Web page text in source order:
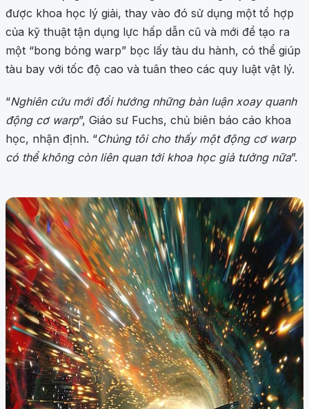
được khoa học lý giải, thay vào đó sử dụng một tổ hợp
của kỹ thuật tận dụng lực hấp dẫn cũ và mới để tạo ra
một “bong bóng warp” bọc lấy tàu du hành, có thể giúp
tàu bay với tốc độ cao và tuân theo các quy luật vật lý.
“Nghiên cứu mới đổi hướng những bàn luận xoay quanh
động cơ warp”, Giáo sư Fuchs, chủ biên báo cáo khoa
học, nhận định. “Chúng tôi cho thấy một động cơ warp
có thể không còn liên quan tới khoa học giả tưởng nữa”.